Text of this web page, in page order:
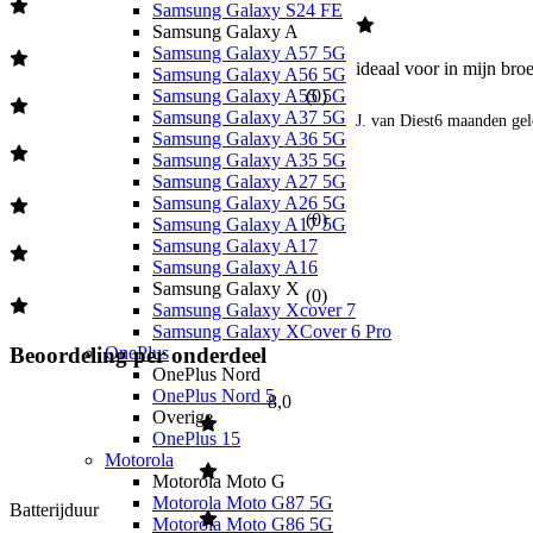
Samsung Galaxy S24 FE
Samsung Galaxy A
Samsung Galaxy A57 5G
Samsung Galaxy A56 5G
Samsung Galaxy A55 5G
Samsung Galaxy A37 5G
Samsung Galaxy A36 5G
Samsung Galaxy A35 5G
Samsung Galaxy A27 5G
Samsung Galaxy A26 5G
Samsung Galaxy A17 5G
Samsung Galaxy A17
Samsung Galaxy A16
Samsung Galaxy X
Samsung Galaxy Xcover 7
Samsung Galaxy XCover 6 Pro
OnePlus
OnePlus Nord
OnePlus Nord 5
Overige
OnePlus 15
Motorola
Motorola Moto G
Motorola Moto G87 5G
Motorola Moto G86 5G
(0)
(0)
(0)
Beoordeling per onderdeel
Batterijduur
8,0
ideaal voor in mijn
J. van Diest6 maanden